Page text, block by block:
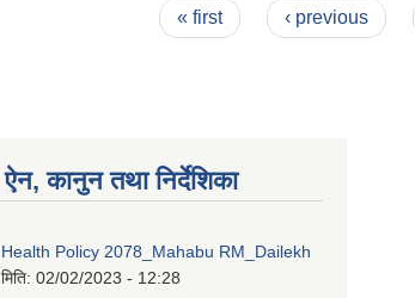
« first ‹ previous
ऐन, कानुन तथा निर्देशिका
Health Policy 2078_Mahabu RM_Dailekh
मिति: 02/02/2023 - 12:28